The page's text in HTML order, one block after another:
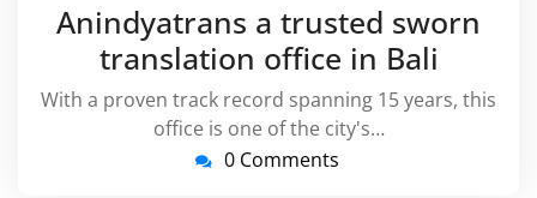
2025
Anindyatrans a trusted sworn
translation office in Bali
With a proven track record spanning 15 years, this
office is one of the city's…
0 Comments